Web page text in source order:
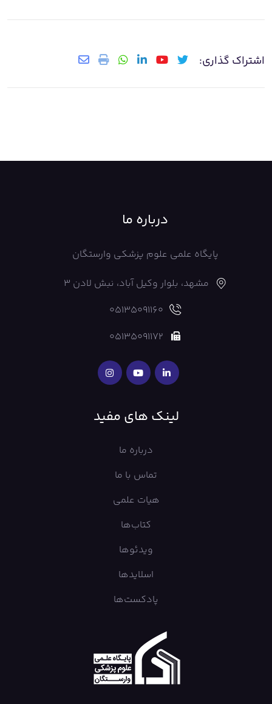
اشتراک گذاری:
درباره ما
پایگاه علمی علوم پزشکی وارستگان
مشهد، بلوار وکیل آباد، نبش لادن 3
05135091160
05135091172
لینک های مفید
درباره ما
تماس با ما
هیات علمی
کتاب‌ها
ویدئوها
اسلایدها
پادکست‌ها